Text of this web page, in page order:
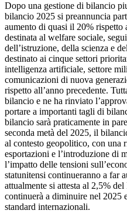
Dopo una gestione di bilancio
bilancio 2025 si preannuncia
aumento di quasi il 20% rispetto
destinata al welfare sociale,
dell’istruzione, della scienza e
destinato ai cinque settori
intelligenza artificiale, settore
comunicazioni di nuova
rispetto all’anno precedente.
bilancio e ne ha rinviato
portare a importanti tagli di
bilancio sarà praticamente in
seconda metà del 2025, il
al contesto geopolitico, con una
esportazioni e l’introduzione di
l’impatto delle tensioni
statunitensi continueranno a far
attualmente si attesta al 2,5%
continuerà a diminuire nel 2025
standard internazionali.